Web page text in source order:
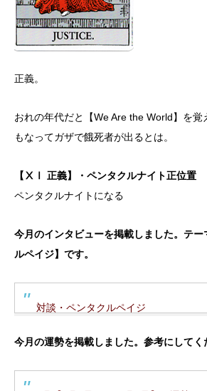
正義。
おれの年代だと【We Are the World】を覚
もなってガザで餓死者が出るとは。
【ⅩⅠ 正義】・ペンタクルナイト正位置
ペンタクルナイトになる
今月のインタビューを掲載しました。テー
ルペイジ】です。
対談・ペンタクルペイジ
今月の運勢を掲載しました。参考にしてく